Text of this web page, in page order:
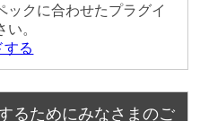
ックに合わせたプラグイ
。
する
るためにみなさまのご